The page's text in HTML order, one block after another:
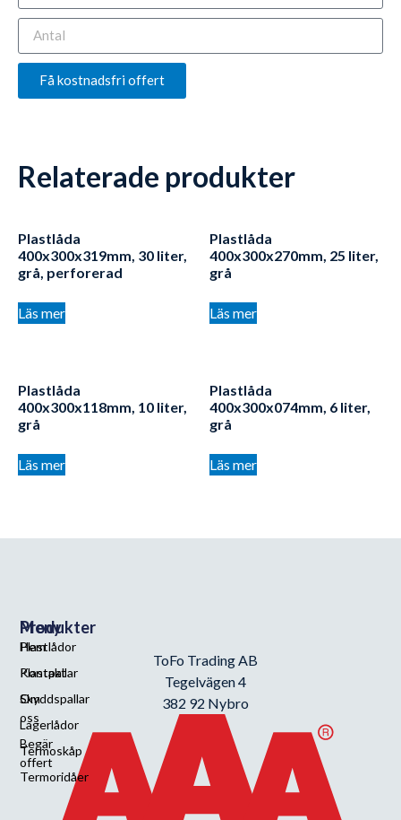
Få kostnadsfri offert
Relaterade produkter
Plastlåda
400x300x319mm, 30 liter,
grå, perforerad
Läs mer
Plastlåda
400x300x270mm, 25 liter,
grå
Läs mer
Plastlåda
400x300x118mm, 10 liter,
grå
Läs mer
Plastlåda
400x300x074mm, 6 liter,
grå
Läs mer
Meny
Hem
Kontakt
Om
oss
Begär
offert
Produkter
Plastlådor
Plastpallar
Skyddspallar
Lagerlådor
Termoskåp
Termoridåer
ToFo Trading AB
Tegelvägen 4
382 92 Nybro